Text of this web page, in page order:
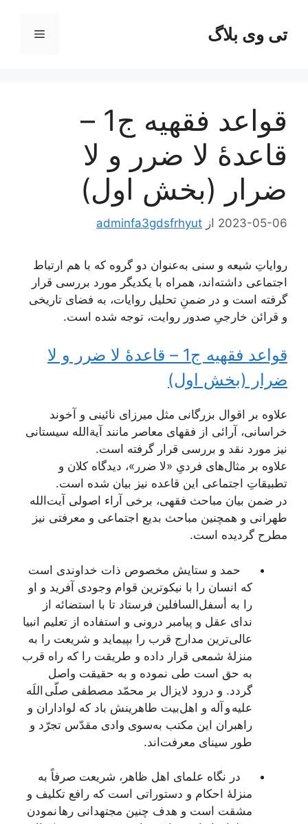
محتواتی وی بلاگ فهرست
قواعد فقهیه ج1 –
قاعدۀ لا ضرر و لا
ضرار (بخش اول)
2023-05-06 از adminfa3gdsfrhyut
روایاتِ شیعه و سنی به‌عنوان دو گروه که با هم ارتباط
اجتماعی داشته‌‌اند، همراه با یکدیگر مورد بررسی قرار
گرفته است و در ضمنِ تحلیل روایات، به فضای تاریخی
و قرائن خارجیِ صدور روایت، توجه شده است.
قواعد فقهیه ج1 – قاعدۀ لا ضرر و لا
ضرار (بخش اول)
علاوه بر اقوال بزرگانی مثل میرزای نائینی و آخوند
خراسانی، آرائی از فقهای معاصر مانند آیةالله سیستانی
نیز مورد نقد و بررسی قرار گرفته است.
علاوه بر مثال‌های فردیِ «لا ضرر»، دیدگاه کلان و
تطبیقاتِ اجتماعی این قاعده نیز بیان شده است.
در ضمن بیان مباحث فقهی، برخی آراء اصولی‌‌ِ آیت‌الله
طهرانی و همچنین مباحث بدیع اجتماعی و معرفتی نیز
مطرح گردیده است.
حمد و ستایش مخصوص ذات خداوندی است
که انسان را با نیکوترین قوام وجودی آفرید و او
را به أسفل‌السافلین فرستاد تا با استضائه از
ندای عقل و پیامبر درونی و استفاده از تعلیم انبیا
عالی‌ترین مدارج قرب را بپیماید و شریعت را به
منزلۀ شمعی قرار داده و طریقت را که راه قرب
به حق است طی نموده و به حقیقت واصل
گردد. و درود لایزال بر محمّد مصطفی صلّی اللَه
علیه و آله و اهل‌بیت طاهرینش باد که لواداران و
راهبران این مکتب به‌سوی وادی مقدّس تجرّد و
طور سینای معرفت‌اند.
در نگاه علمای اهل ظاهر، شریعت صرفاً به
منزلۀ احکام و دستوراتی است که رافع تکلیف و
مشقت است و هدف چنین مجتهدانی رها نمودن